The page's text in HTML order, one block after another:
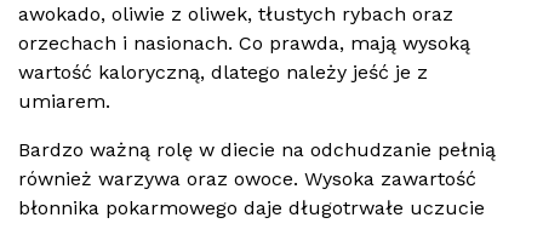
awokado, oliwie z oliwek, tłustych rybach oraz
orzechach i nasionach. Co prawda, mają wysoką
wartość kaloryczną, dlatego należy jeść je z
umiarem.
Bardzo ważną rolę w diecie na odchudzanie pełnią
również warzywa oraz owoce. Wysoka zawartość
błonnika pokarmowego daje długotrwałe uczucie